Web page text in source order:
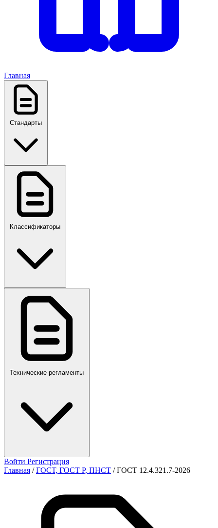
Главная
Стандарты
ГОСТ, ГОСТ Р, ПНСТ
ПР,Р,ПМГ,РМГ
Классификаторы
Технические регламенты
Войти Регистрация
Главная / ГОСТ, ГОСТ Р, ПНСТ / ГОСТ 12.4.321.7-2026